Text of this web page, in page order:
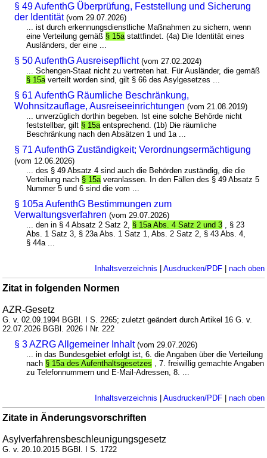
§ 49 AufenthG Überprüfung, Feststellung und Sicherung
der Identität (vom 29.07.2026)
... ist durch erkennungsdienstliche Maßnahmen zu sichern, wenn
eine Verteilung gemäß § 15a stattfindet. (4a) Die Identität eines
Ausländers, der eine ...
§ 50 AufenthG Ausreisepflicht (vom 27.02.2024)
... Schengen-Staat nicht zu vertreten hat. Für Ausländer, die gemäß
§ 15a verteilt worden sind, gilt § 66 des Asylgesetzes ...
§ 61 AufenthG Räumliche Beschränkung,
Wohnsitzauflage, Ausreiseeinrichtungen (vom 21.08.2019)
... unverzüglich dorthin begeben. Ist eine solche Behörde nicht
feststellbar, gilt § 15a entsprechend. (1b) Die räumliche
Beschränkung nach den Absätzen 1 und 1a ...
§ 71 AufenthG Zuständigkeit; Verordnungsermächtigung
(vom 12.06.2026)
... des § 49 Absatz 4 sind auch die Behörden zuständig, die die
Verteilung nach § 15a veranlassen. In den Fällen des § 49 Absatz 5
Nummer 5 und 6 sind die vom ...
§ 105a AufenthG Bestimmungen zum
Verwaltungsverfahren (vom 29.07.2026)
... den in § 4 Absatz 2 Satz 2, § 15a Abs. 4 Satz 2 und 3 , § 23
Abs. 1 Satz 3, § 23a Abs. 1 Satz 1, Abs. 2 Satz 2, § 43 Abs. 4,
§ 44a ...
Inhaltsverzeichnis | Ausdrucken/PDF| nach oben
Zitat in folgenden Normen
AZR-Gesetz
G. v. 02.09.1994 BGBl. I S. 2265; zuletzt geändert durch Artikel 16 G. v.
22.07.2026 BGBl. 2026 I Nr. 222
§ 3 AZRG Allgemeiner Inhalt (vom 29.07.2026)
... in das Bundesgebiet erfolgt ist, 6. die Angaben über die Verteilung
nach § 15a des Aufenthaltsgesetzes , 7. freiwillig gemachte Angaben
zu Telefonnummern und E-Mail-Adressen, 8. ...
Inhaltsverzeichnis | Ausdrucken/PDF| nach oben
Zitate in Änderungsvorschriften
Asylverfahrensbeschleunigungsgesetz
G. v. 20.10.2015 BGBl. I S. 1722